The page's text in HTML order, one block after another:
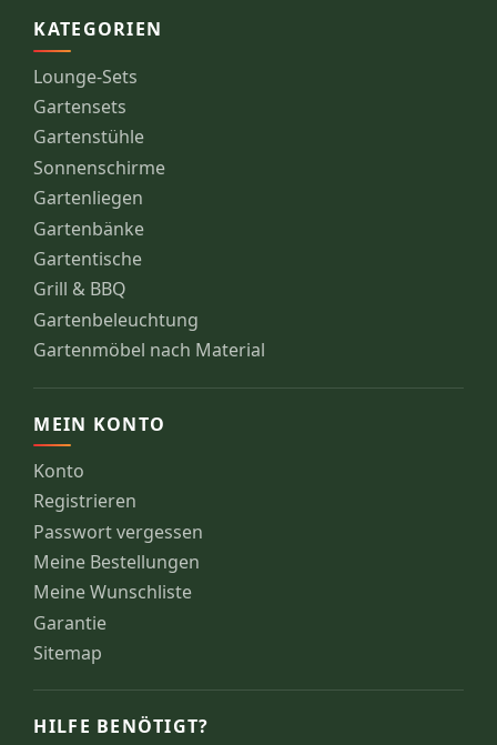
KATEGORIEN
Lounge-Sets
Gartensets
Gartenstühle
Sonnenschirme
Gartenliegen
Gartenbänke
Gartentische
Grill & BBQ
Gartenbeleuchtung
Gartenmöbel nach Material
MEIN KONTO
Konto
Registrieren
Passwort vergessen
Meine Bestellungen
Meine Wunschliste
Garantie
Sitemap
HILFE BENÖTIGT?